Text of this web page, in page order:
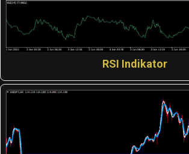
RSI Indikator